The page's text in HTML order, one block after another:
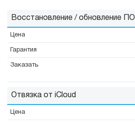
Восстановление / обновление ПО
Отвязка от iCloud